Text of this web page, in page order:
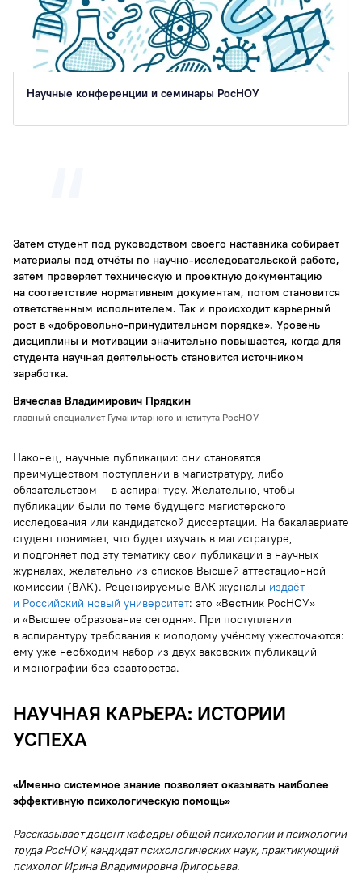
Научные конференции и семинары РосНОУ
Затем студент под руководством своего наставника собирает
материалы под отчёты по научно-исследовательской работе,
затем проверяет техническую и проектную документацию
на соответствие нормативным документам, потом становится
ответственным исполнителем. Так и происходит карьерный
рост в «добровольно-принудительном порядке». Уровень
дисциплины и мотивации значительно повышается, когда для
студента научная деятельность становится источником
заработка.
Вячеслав Владимирович Прядкин
главный специалист Гуманитарного института РосНОУ
Наконец, научные публикации: они становятся
преимуществом поступлении в магистратуру, либо
обязательством — в аспирантуру. Желательно, чтобы
публикации были по теме будущего магистерского
исследования или кандидатской диссертации. На бакалавриате
студент понимает, что будет изучать в магистратуре,
и подгоняет под эту тематику свои публикации в научных
журналах, желательно из списков Высшей аттестационной
комиссии (ВАК). Рецензируемые ВАК журналы издаёт
и Российский новый университет: это «Вестник РосНОУ»
и «Высшее образование сегодня». При поступлении
в аспирантуру требования к молодому учёному ужесточаются:
ему уже необходим набор из двух ваковских публикаций
и монографии без соавторства.
НАУЧНАЯ КАРЬЕРА: ИСТОРИИ
УСПЕХА
«Именно системное знание позволяет оказывать наиболее
эффективную психологическую помощь»
Рассказывает доцент кафедры общей психологии и психологии
труда РосНОУ, кандидат психологических наук, практикующий
психолог Ирина Владимировна Григорьева.